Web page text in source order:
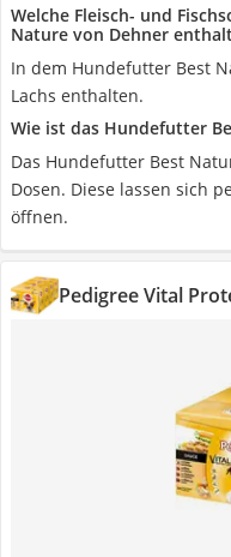
Welche Fleisch- und
Nature von Dehner
In dem Hundefutter Best
Lachs enthalten.
Wie ist das Hundefutter
Das Hundefutter Best
Dosen. Diese lassen sich
öffnen.
Pedigree Vital